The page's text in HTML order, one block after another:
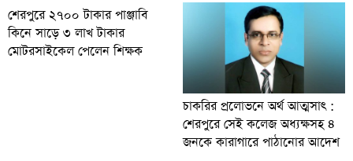
শেরপুরে ২৭০০ টাকার পাঞ্জাবি
কিনে সাড়ে ৩ লাখ টাকার
মোটরসাইকেল পেলেন শিক্ষক
চাকরির প্রলোভনে অর্থ আত্মসাৎ :
শেরপুরে সেই কলেজ অধ্যক্ষসহ ৪
জনকে কারাগারে পাঠানোর আদেশ